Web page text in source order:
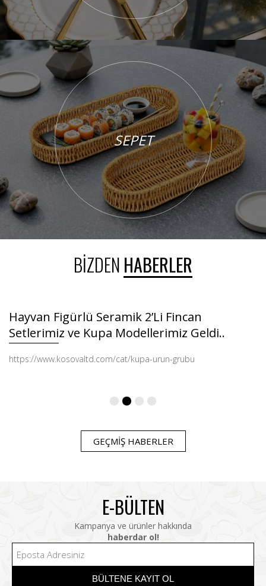
SEPET
BİZDEN HABERLER
Hayvan Figürlü Seramik 2’Li Fincan
Setlerimiz ve Kupa Modellerimiz Geldi..
https://www.kosovaltd.com/cat/kupa-urun-grubu
GEÇMİŞ HABERLER
E-BÜLTEN
Kampanya ve ürünler hakkında
haberdar ol!
BÜLTENE KAYIT OL